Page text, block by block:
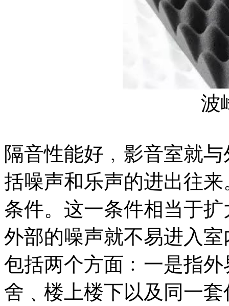
波
隔音性能好﹐影音室就
括噪声和乐声的进出往
条件。这一条件相当于
外部的噪声就不易进入
包括两个方面﹕一是指
舍﹑楼上楼下以及同一